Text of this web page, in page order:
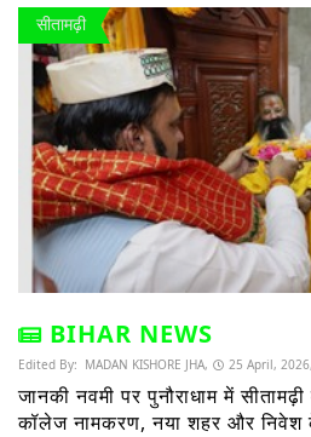
सीतामढ़ी
BIHAR NEWS
Edited By: MADAN KISHORE JHA, 25 April,
जानकी नवमी पर पुनौराधाम में
कॉलेज नामकरण, नया शहर और निवेश